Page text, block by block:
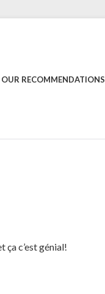
OUR RECOMMENDATIONS
c’est génial!